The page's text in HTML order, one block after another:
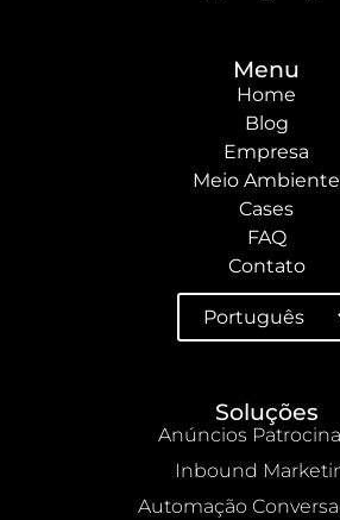
Menu
Home
Blog
Empresa
Meio Ambiente
Cases
FAQ
Contato
Soluções
Anúncios
Inbound
Automação